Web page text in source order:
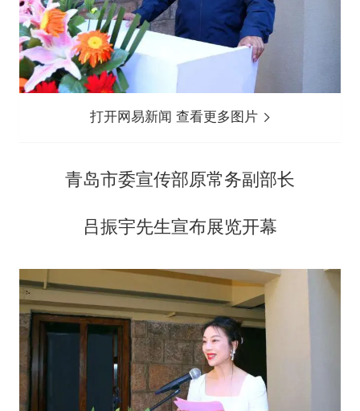
打开网易新闻 查看更多图片
青岛市委宣传部原常务副部长
吕振宇先生宣布展览开幕